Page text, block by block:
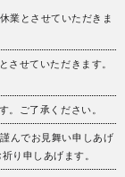
業とさせていただきま
させていただきます。
。ご了承ください。
んでお見舞い申しあげ
り申しあげます。